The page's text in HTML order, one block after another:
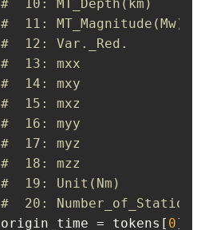
#  10: MT_Depth(km)
#  11: MT_Magnitude(Mw)
#  12: Var._Red.
#  13: mxx
#  14: mxy
#  15: mxz
#  16: myy
#  17: myz
#  18: mzz
#  19: Unit(Nm)
#  20: Number_of_Stations
origin_time = tokens[ 0